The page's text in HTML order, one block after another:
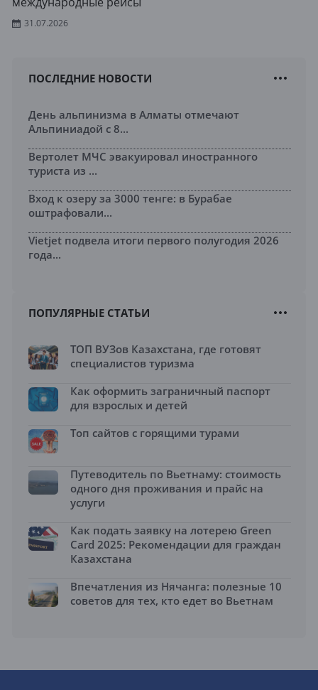
31.07.2026
ПОСЛЕДНИЕ НОВОСТИ
День альпинизма в Алматы отмечают
Альпиниадой с 8...
Вертолет МЧС эвакуировал иностранного
туриста из ...
Вход к озеру за 3000 тенге: в Бурабае
оштрафовали...
Vietjet подвела итоги первого полугодия 2026
года...
ПОПУЛЯРНЫЕ СТАТЬИ
ТОП ВУЗов Казахстана, где готовят
специалистов туризма
Как оформить заграничный паспорт
для взрослых и детей
Топ сайтов с горящими турами
Путеводитель по Вьетнаму: стоимость
одного дня проживания и прайс на
услуги
Как подать заявку на лотерею Green
Card 2025: Рекомендации для граждан
Казахстана
Впечатления из Нячанга: полезные 10
советов для тех, кто едет во Вьетнам